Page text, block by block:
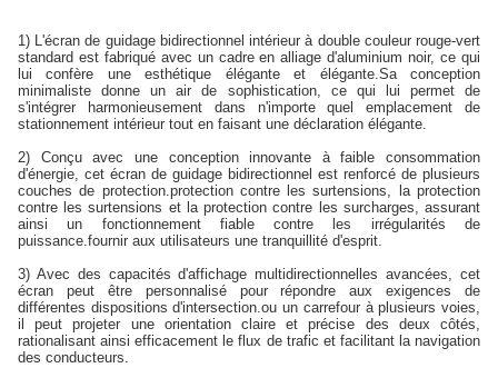
1) L'écran de guidage bidirectionnel intérieur à double couleur rouge-vert
standard est fabriqué avec un cadre en alliage d'aluminium noir, ce qui
lui confère une esthétique élégante et élégante.Sa conception
minimaliste donne un air de sophistication, ce qui lui permet de
s'intégrer harmonieusement dans n'importe quel emplacement de
stationnement intérieur tout en faisant une déclaration élégante.
2) Conçu avec une conception innovante à faible consommation
d'énergie, cet écran de guidage bidirectionnel est renforcé de plusieurs
couches de protection.protection contre les surtensions, la protection
contre les surtensions et la protection contre les surcharges, assurant
ainsi un fonctionnement fiable contre les irrégularités de
puissance.fournir aux utilisateurs une tranquillité d'esprit.
3) Avec des capacités d'affichage multidirectionnelles avancées, cet
écran peut être personnalisé pour répondre aux exigences de
différentes dispositions d'intersection.ou un carrefour à plusieurs voies,
il peut projeter une orientation claire et précise des deux côtés,
rationalisant ainsi efficacement le flux de trafic et facilitant la navigation
des conducteurs.